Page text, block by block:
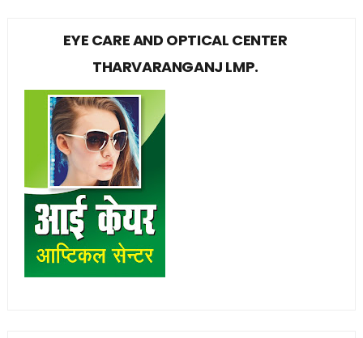
EYE CARE AND OPTICAL CENTER
THARVARANGANJ LMP.